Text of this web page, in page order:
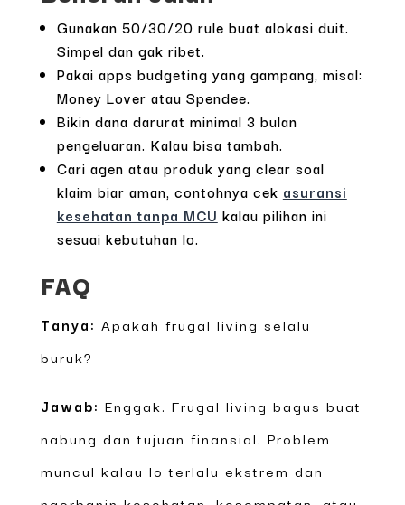
Gunakan 50/30/20 rule buat alokasi duit.
Simpel dan gak ribet.
Pakai apps budgeting yang gampang, misal:
Money Lover atau Spendee.
Bikin dana darurat minimal 3 bulan
pengeluaran. Kalau bisa tambah.
Cari agen atau produk yang clear soal
klaim biar aman, contohnya cek asuransi
kesehatan tanpa MCU kalau pilihan ini
sesuai kebutuhan lo.
FAQ
Tanya: Apakah frugal living selalu
buruk?
Jawab: Enggak. Frugal living bagus buat
nabung dan tujuan finansial. Problem
muncul kalau lo terlalu ekstrem dan